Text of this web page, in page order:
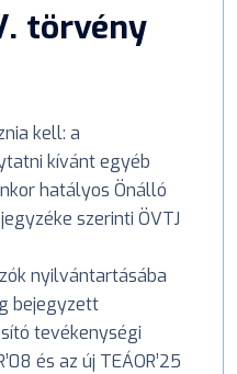
törvény
kell: a
kívánt egyéb
hatályos Önálló
szerinti ÖVTJ
nyilvántartásába
bejegyzett
tevékenységi
és az új TEÁOR’25